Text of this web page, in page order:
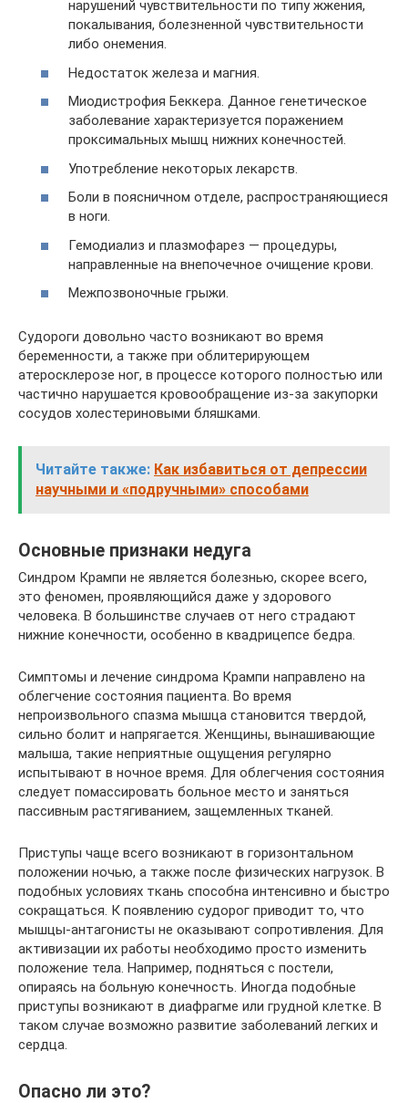
нарушений чувствительности по типу жжения,
покалывания, болезненной чувствительности
либо онемения.
Недостаток железа и магния.
Миодистрофия Беккера. Данное генетическое
заболевание характеризуется поражением
проксимальных мышц нижних конечностей.
Употребление некоторых лекарств.
Боли в поясничном отделе, распространяющиеся
в ноги.
Гемодиализ и плазмофарез — процедуры,
направленные на внепочечное очищение крови.
Межпозвоночные грыжи.
Судороги довольно часто возникают во время
беременности, а также при облитерирующем
атеросклерозе ног, в процессе которого полностью или
частично нарушается кровообращение из-за закупорки
сосудов холестериновыми бляшками.
Читайте также: Как избавиться от депрессии
научными и «подручными» способами
Основные признаки недуга
Синдром Крампи не является болезнью, скорее всего,
это феномен, проявляющийся даже у здорового
человека. В большинстве случаев от него страдают
нижние конечности, особенно в квадрицепсе бедра.
Симптомы и лечение синдрома Крампи направлено на
облегчение состояния пациента. Во время
непроизвольного спазма мышца становится твердой,
сильно болит и напрягается. Женщины, вынашивающие
малыша, такие неприятные ощущения регулярно
испытывают в ночное время. Для облегчения состояния
следует помассировать больное место и заняться
пассивным растягиванием, защемленных тканей.
Приступы чаще всего возникают в горизонтальном
положении ночью, а также после физических нагрузок. В
подобных условиях ткань способна интенсивно и быстро
сокращаться. К появлению судорог приводит то, что
мышцы-антагонисты не оказывают сопротивления. Для
активизации их работы необходимо просто изменить
положение тела. Например, подняться с постели,
опираясь на больную конечность. Иногда подобные
приступы возникают в диафрагме или грудной клетке. В
таком случае возможно развитие заболеваний легких и
сердца.
Опасно ли это?